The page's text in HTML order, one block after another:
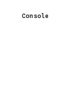
Console